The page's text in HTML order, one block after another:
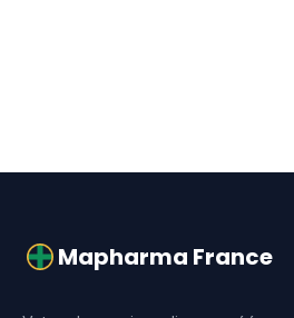
Mapharma France